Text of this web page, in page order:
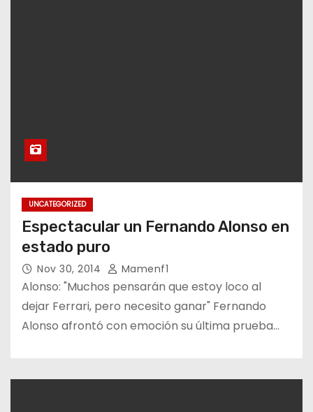
UNCATEGORIZED
Espectacular un Fernando Alonso en
estado puro
Nov 30, 2014 Mamenf1
Alonso: "Muchos pensarán que estoy loco al
dejar Ferrari, pero necesito ganar" Fernando
Alonso afrontó con emoción su última prueba…